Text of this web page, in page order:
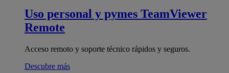
Uso personal y pymes TeamViewer
Remote
Acceso remoto y soporte técnico rápidos y seguros.
Descubre más